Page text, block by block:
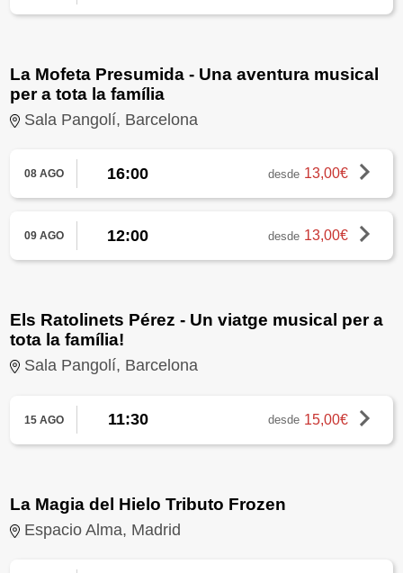
La Mofeta Presumida - Una aventura musical
per a tota la família
Sala Pangolí, Barcelona
08 AGO 16:00 desde 13,00€
09 AGO 12:00 desde 13,00€
Els Ratolinets Pérez - Un viatge musical per a
tota la família!
Sala Pangolí, Barcelona
15 AGO 11:30 desde 15,00€
La Magia del Hielo Tributo Frozen
Espacio Alma, Madrid